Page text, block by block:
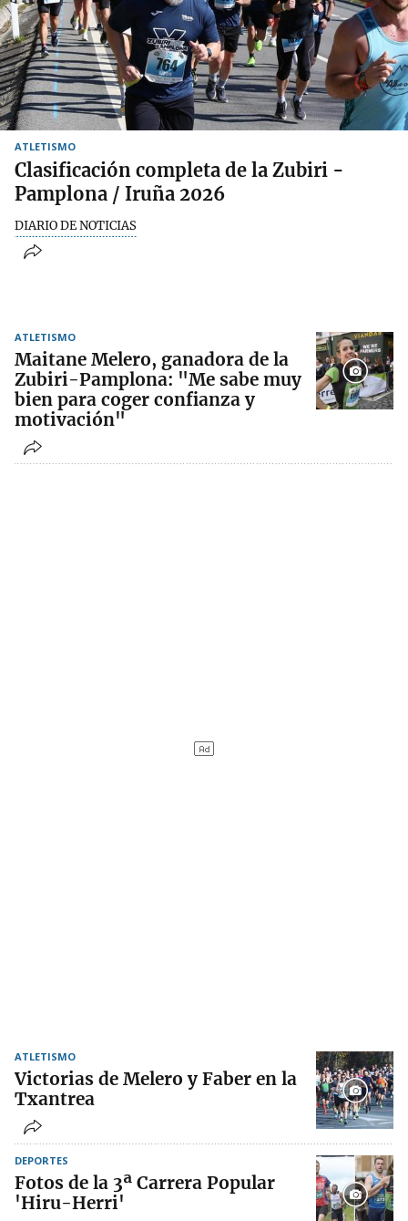
ATLETISMO
Clasificación completa de la Zubiri -
Pamplona / Iruña 2026
DIARIO DE NOTICIAS
ATLETISMO
Maitane Melero, ganadora de la
Zubiri-Pamplona: "Me sabe muy
bien para coger confianza y
motivación"
ATLETISMO
Victorias de Melero y Faber en la
Txantrea
DEPORTES
Fotos de la 3ª Carrera Popular
'Hiru-Herri'